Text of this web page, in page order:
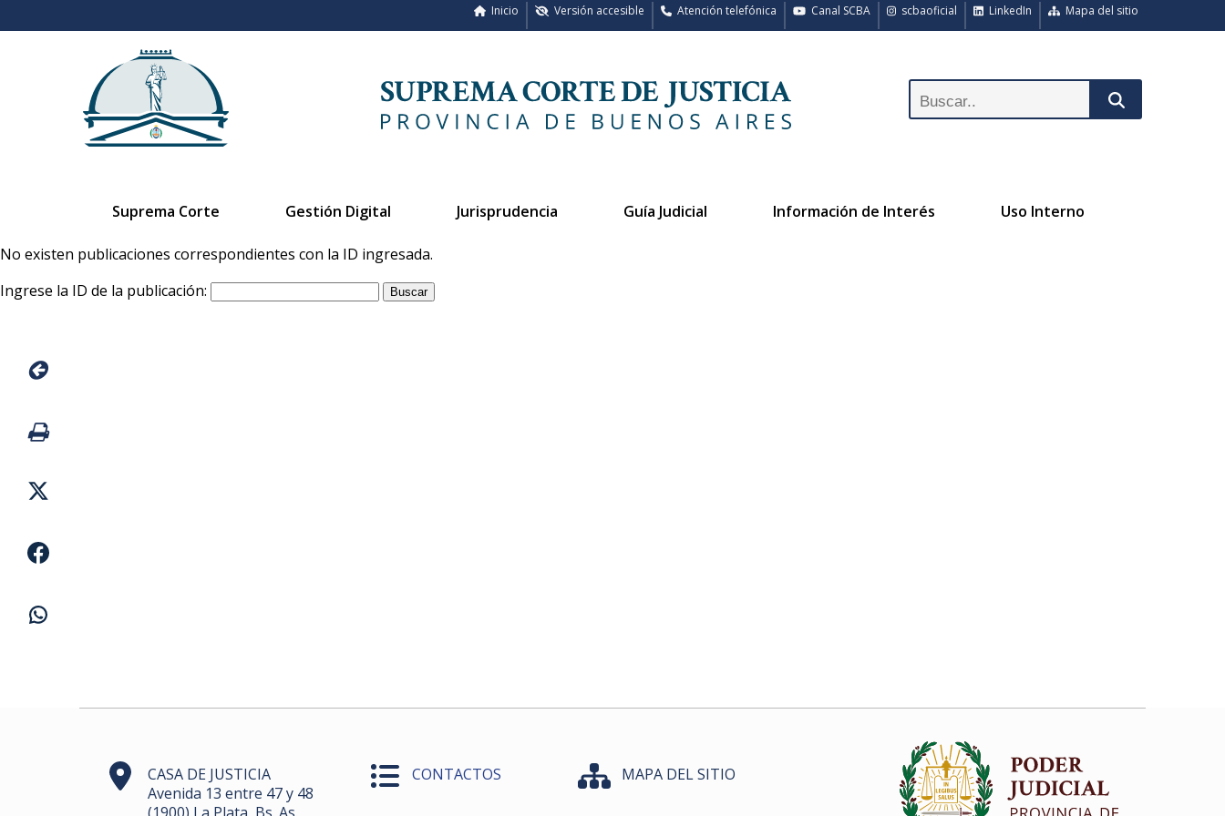
Mapa del sitio
LinkedIn
scbaoficial
Canal SCBA
Atención telefónica
Versión accesible
Inicio
Suprema Corte Gestión Digital Jurisprudencia Guía Judicial Información de Interés Uso Interno
No existen publicaciones correspondientes con la ID ingresada.
Ingrese la ID de la publicación:
CASA DE JUSTICIA
Avenida 13 entre 47 y 48
CONTACTOS MAPA DEL SITIO